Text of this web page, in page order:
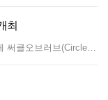
최
홍콩동신교회(담임 김성준 목사)는 홍콩 자선단체 써클오브러브(Circle of Love)와 함께 지난 26일 토요일 오전 11시부터 침사초이에 위치한 홍콩컬트럴센터(HONG KONG Cultral Centre) 앞 광장에서 '나눔과 사랑의 바자회(Share and Love Bazaar)를 개최했다. 다양한 먹거리와 한국관련 상품을 내세운 빨간 부스들 앞에 호기심 많은 사람들이 몰렸다. 불고기덮밥, 닭강정, 제육볶음, 잡채, 김밥 등 각종 먹거리가 인기리에 팔려나갔다. 무대 위에서는 인기있는 한국 드라마 OST와 가스펠이 울려퍼졌다. 한국 전통 게임도 즉석에서 진행했다. 홍콩 컬트럴센터 광장은 스타페리와 스타의 거리 사이에 위치해 관광객들과 시민들의 가장 인기 있는 명소이다. 34년의 역사를 가진 동신교회는 매년 바자회를 개최해 성도들과 교민들, 홍콩 이웃들의 좋은 호응을 얻어왔다. 김성준 목사는 "교회 창립 후 처음으로 야외에서 바자회를 개최했는데 한달 전부터 성도들이 정말 열심이다. 지금도 교회에서 여 집사님 수십명이 김밥을 싸고 이곳으로 나르고 있다"며 칭찬했다. 공공 광장에서는 취사를 금지하고 있기 때문에 침사초이에 위치한 교회 내에서 모든 음식을 제작해 공수했다고 한다. 바자회 수익금은 자선단체 써클오브러브를 통해 투병환자들을 위한 발전기금에 전달되고 동신교회 선교후원활동에도 쓰인다고 전했다. 글/사진 손정호 편집장